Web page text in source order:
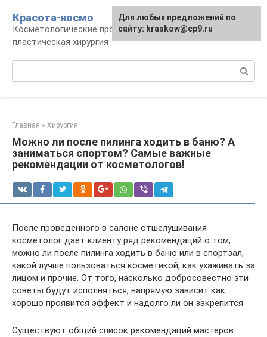
контенту
Красота-космо
Косметологические процедуры,
пластическая хирургия
Главная » Хирургия
Можно ли после пилинга ходить в баню? А
заниматься спортом? Самые важные
рекомендации от косметологов!
После проведенного в салоне отшелушивания
косметолог дает клиенту ряд рекомендаций о том,
можно ли после пилинга ходить в баню или в спортзал,
какой лучше пользоваться косметикой, как ухаживать за
лицом и прочие. От того, насколько добросовестно эти
советы будут исполняться, напрямую зависит как
хорошо проявится эффект и надолго ли он закрепится.
Существуют общий список рекомендаций мастеров
Для любых предложений по
сайту: kraskow@cp9.ru